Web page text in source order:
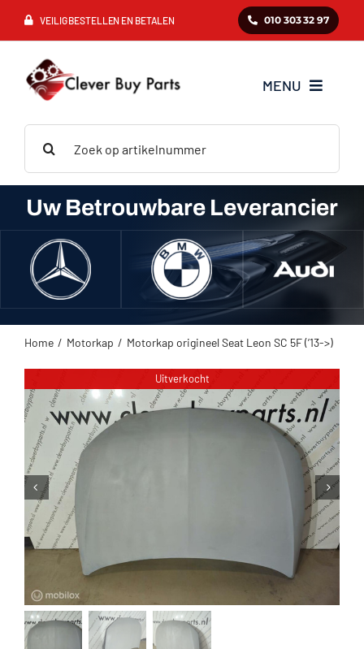
VEILIG BESTELLEN EN BETALEN 010 303 32 97
naar:
MENU
Mercedes
BMW
Audi
VAG
Uw Betrouwbare Leverancier
Home Motorkap Motorkap origineel Seat Leon SC 5F (’13->)
Uitverkocht